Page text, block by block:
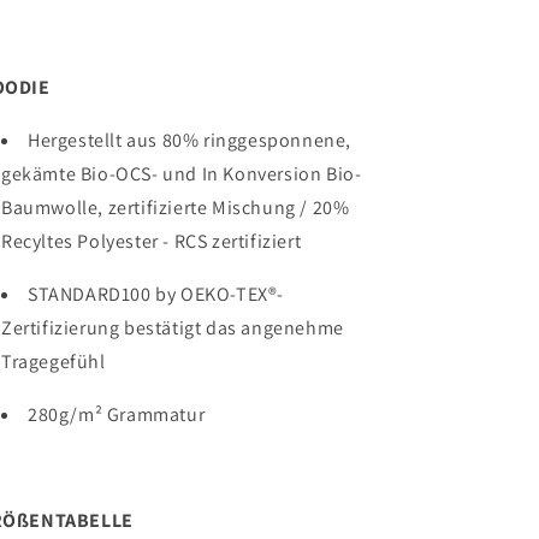
Hergestellt aus 80% ringgesponnene,
gekämte Bio-OCS- und In Konversion Bio-
Baumwolle, zertifizierte Mischung / 20%
Recyltes Polyester - RCS zertifiziert
STANDARD100 by OEKO-TEX®-
Zertifizierung bestätigt das angenehme
Tragegefühl
280g/m² Grammatur